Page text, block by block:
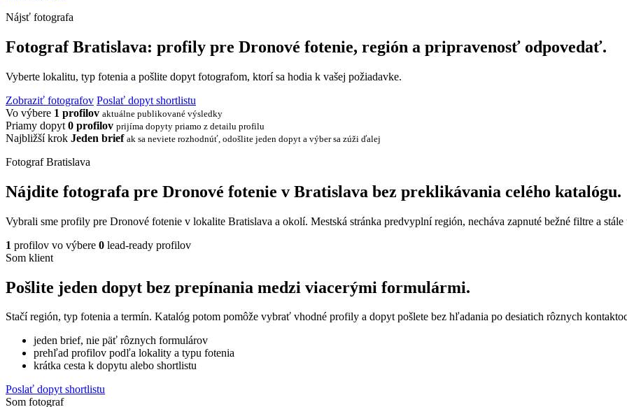
Nájsť fotografa
Fotograf Bratislava: profily pre Dronové fotenie, región a pripravenosť odpovedať.
Vyberte lokalitu, typ fotenia a pošlite dopyt fotografom, ktorí sa hodia k vašej požiadavke.
Zobraziť fotografov Poslať dopyt shortlistu
Vo výbere 1 profilov aktuálne publikované výsledky
Priamy dopyt 0 profilov prijíma dopyty priamo z detailu profilu
Najbližší krok Jeden brief ak sa neviete rozhodnúť, odošlite jeden dopyt a výber sa zúži ďalej
Fotograf Bratislava
Nájdite fotografa pre Dronové fotenie v Bratislava bez preklikávania celého katalógu.
Vybrali sme profily pre Dronové fotenie v lokalite Bratislava a okolí. Mestská stránka predvyplní región, necháva zapnuté bežné filtre a
1 profilov vo výbere 0 lead-ready profilov
Som klient
Pošlite jeden dopyt bez prepínania medzi viacerými formulármi.
Stačí región, typ fotenia a termín. Katalóg potom pomôže vybrať vhodné profily a dopyt pošlete bez hľadania po desiatich rôznych
jeden brief, nie päť rôznych formulárov
prehľad profilov podľa lokality a typu fotenia
krátka cesta k dopytu alebo shortlistu
Poslať dopyt shortlistu
Som fotograf